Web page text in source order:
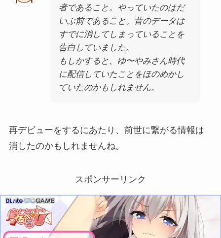
者であること。やっていたのはだ
いぶ前であること。昔のデータは
すでに消してしまっていることを
告白していました。
もしかすると、ゆ〜やみさん時代
に配信していたことをほのめかし
ていたのかもしれません。
再デビューをするにあたり、前世に繋がる情報は
消したのかもしれませんね。
スポンサーリンク